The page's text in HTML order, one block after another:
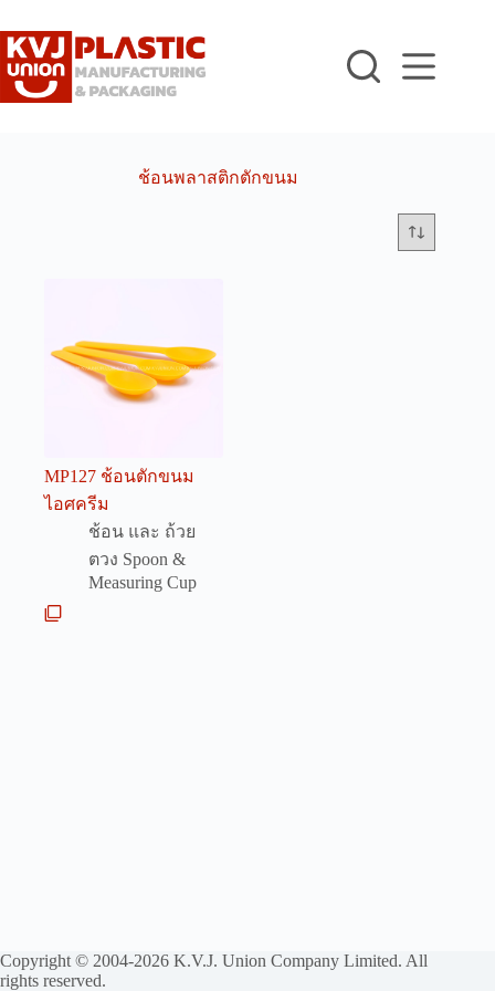
to
content
ช้อนพลาสติกตักขนม
MP127 ช้อนตักขนม
ไอศครีม
ช้อน และ ถ้วย
ตวง Spoon &
Measuring Cup
Copyright © 2004-2026 K.V.J. Union Company Limited. All
rights reserved.